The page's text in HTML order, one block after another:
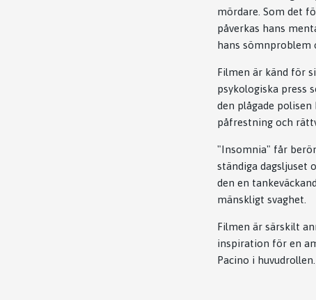
mördare. Som det
påverkas hans
hans sömnproblem
Filmen är känd för
psykologiska press
den plågade
påfrestning och
"Insomnia" får
ständiga dagsljuset
den en
mänskligt svaghet.
Filmen är särskilt
inspiration för en
Pacino i huvudrollen.